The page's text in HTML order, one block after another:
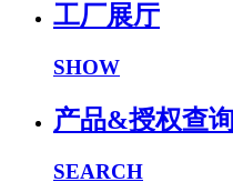
工厂展厅
SHOW
产品&授权查询
SEARCH